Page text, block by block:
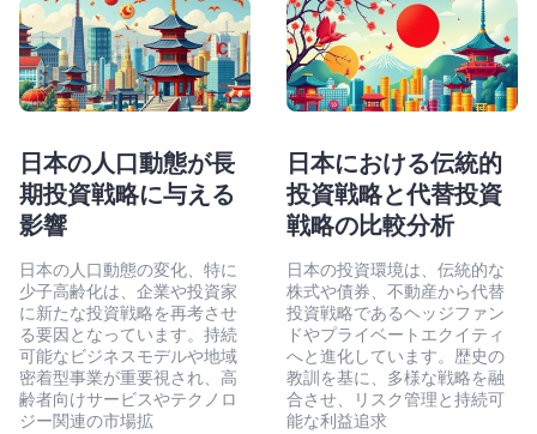
日本の人口動態が長
期投資戦略に与える
影響
日本の人口動態の変化、特に
少子高齢化は、企業や投資家
に新たな投資戦略を再考させ
る要因となっています。持続
可能なビジネスモデルや地域
密着型事業が重要視され、高
齢者向けサービスやテクノロ
ジー関連の市場拡
日本における伝統的
投資戦略と代替投資
戦略の比較分析
日本の投資環境は、伝統的な
株式や債券、不動産から代替
投資戦略であるヘッジファン
ドやプライベートエクイティ
へと進化しています。歴史の
教訓を基に、多様な戦略を融
合させ、リスク管理と持続可
能な利益追求